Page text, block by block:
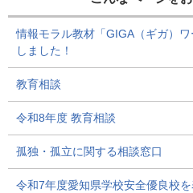
情報モラル教材「GIGA（ギガ）
しました！
教育相談
令和8年度 教育相談
孤独・孤立に関する相談窓口
令和7年度愛知県学校安全優良校